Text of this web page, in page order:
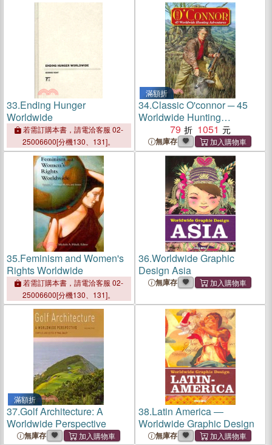
33.Ending Hunger
Worldwide
若需訂購本書，請電洽客服 02-
25006600[分機130、131]。
滿額折
34.Classic O'connor ─ 45
Worldwide Hunting
Adventures
79 1051
無庫存
35.Feminism and Women's
Rights Worldwide
若需訂購本書，請電洽客服 02-
25006600[分機130、131]。
36.Worldwide Graphic
Design Asia
無庫存
滿額折
37.Golf Architecture: A
Worldwide Perspective
無庫存
38.Latin America ―
Worldwide Graphic Design
無庫存